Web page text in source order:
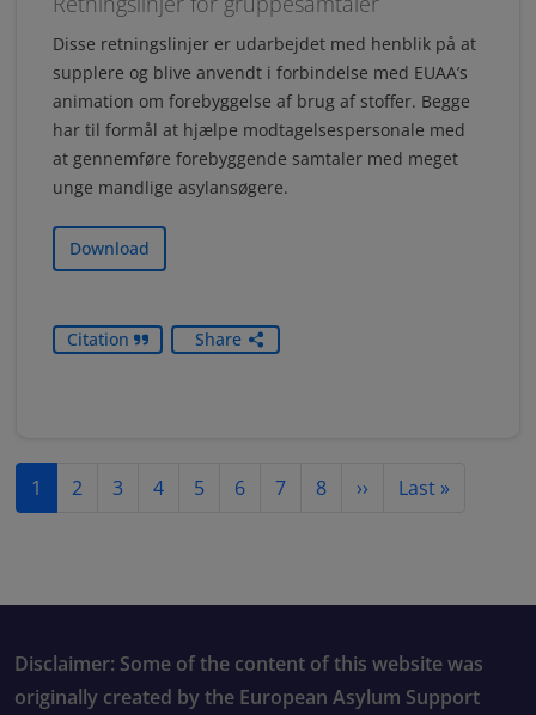
Disse retningslinjer er udarbejdet med henblik på at
supplere og blive anvendt i forbindelse med EUAA’s
animation om forebyggelse af brug af stoffer. Begge
har til formål at hjælpe modtagelsespersonale med
at gennemføre forebyggende samtaler med meget
unge mandlige asylansøgere.
Download
Citation Share
Pagination
1 2 3 4 5 6 7 8 ›› Next page
Last »Last page
Disclaimer: Some of the content of this website was
originally created by the European Asylum Support